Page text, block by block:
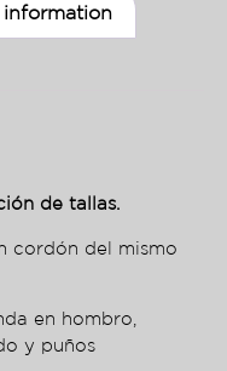
de tallas.
cordón del mismo
en hombro,
y puños